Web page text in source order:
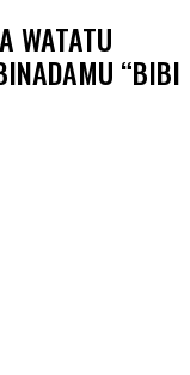
WATATU
“BIBI